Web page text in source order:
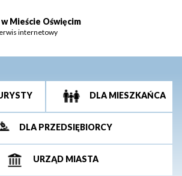
Mieście Oświęcim
internetowy
DLA MIESZKAŃCA
DLA PRZEDSIĘBIORCY
URZĄD MIASTA